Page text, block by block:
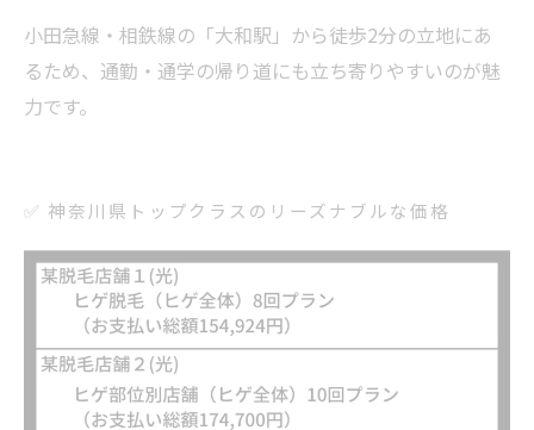
小田急線・相鉄線の「大和駅」から徒歩2分の立地にあ
るため、通勤・通学の帰り道にも立ち寄りやすいのが魅
力です。
✅ 神奈川県トップクラスのリーズナブルな価格